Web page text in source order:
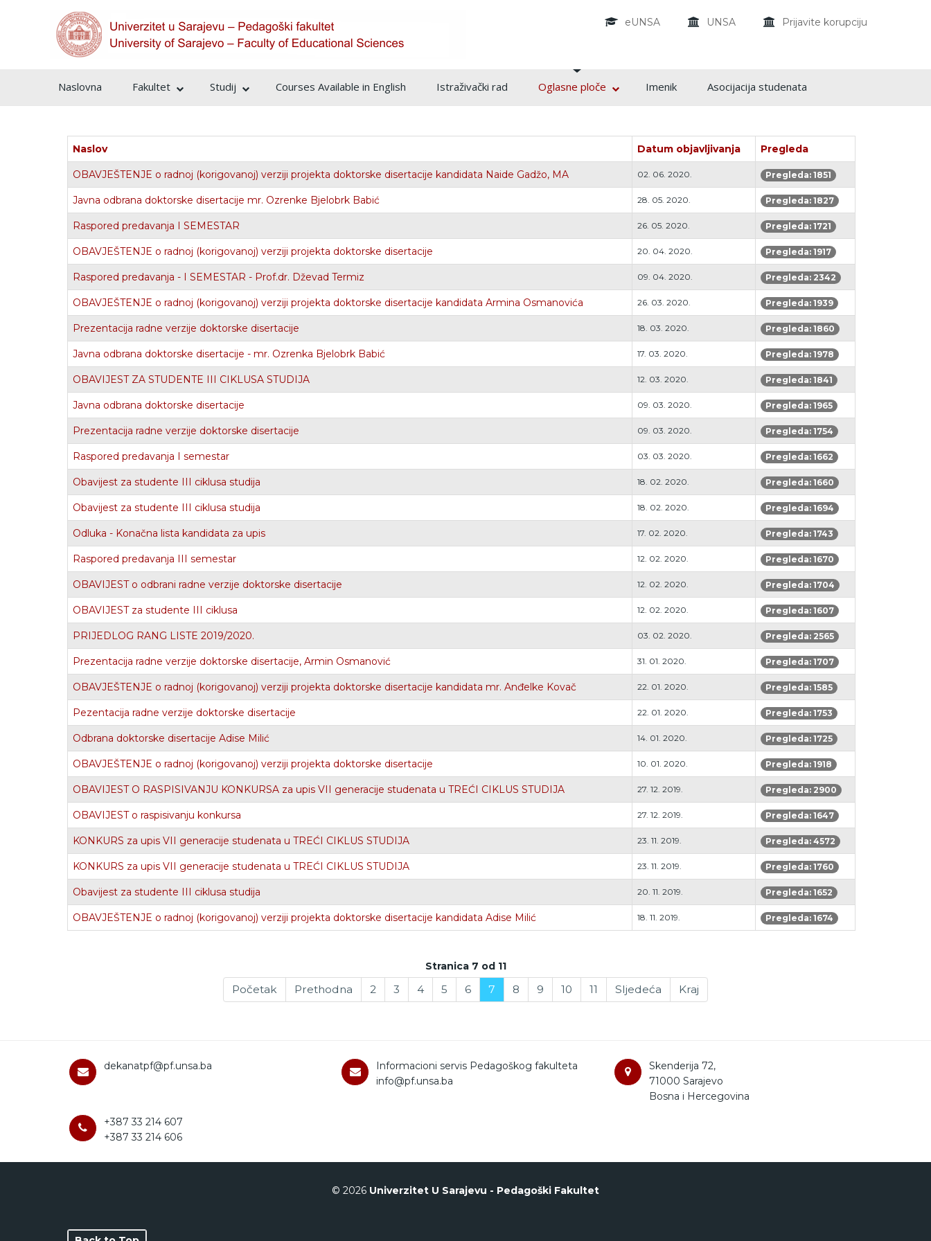
eUNSA UNSA Prijavite korupciju
Naslovna Fakultet Studij Courses Available in English Istraživački rad Oglasne ploče Imenik Asocijacija studenata
Naslov Datum objavljivanja Pregleda
OBAVJEŠTENJE o radnoj (korigovanoj) verziji projekta doktorske disertacije kandidata Naide Gadžo, MA 02. 06. 2020. Pregleda: 1851
Javna odbrana doktorske disertacije mr. Ozrenke Bjelobrk Babić 28. 05. 2020. Pregleda: 1827
Raspored predavanja I SEMESTAR 26. 05. 2020. Pregleda: 1721
OBAVJEŠTENJE o radnoj (korigovanoj) verziji projekta doktorske disertacije 20. 04. 2020. Pregleda: 1917
Raspored predavanja - I SEMESTAR - Prof.dr. Dževad Termiz 09. 04. 2020. Pregleda: 2342
OBAVJEŠTENJE o radnoj (korigovanoj) verziji projekta doktorske disertacije kandidata Armina Osmanovića 26. 03. 2020. Pregleda: 1939
Prezentacija radne verzije doktorske disertacije 18. 03. 2020. Pregleda: 1860
Javna odbrana doktorske disertacije - mr. Ozrenka Bjelobrk Babić 17. 03. 2020. Pregleda: 1978
OBAVIJEST ZA STUDENTE III CIKLUSA STUDIJA 12. 03. 2020. Pregleda: 1841
Javna odbrana doktorske disertacije 09. 03. 2020. Pregleda: 1965
Prezentacija radne verzije doktorske disertacije 09. 03. 2020. Pregleda: 1754
Raspored predavanja I semestar 03. 03. 2020. Pregleda: 1662
Obavijest za studente III ciklusa studija 18. 02. 2020. Pregleda: 1660
Obavijest za studente III ciklusa studija 18. 02. 2020. Pregleda: 1694
Odluka - Konačna lista kandidata za upis 17. 02. 2020. Pregleda: 1743
Raspored predavanja III semestar 12. 02. 2020. Pregleda: 1670
OBAVIJEST o odbrani radne verzije doktorske disertacije 12. 02. 2020. Pregleda: 1704
OBAVIJEST za studente III ciklusa 12. 02. 2020. Pregleda: 1607
PRIJEDLOG RANG LISTE 2019/2020. 03. 02. 2020. Pregleda: 2565
Prezentacija radne verzije doktorske disertacije, Armin Osmanović 31. 01. 2020. Pregleda: 1707
OBAVJEŠTENJE o radnoj (korigovanoj) verziji projekta doktorske disertacije kandidata mr. Anđelke Kovač 22. 01. 2020. Pregleda: 1585
Pezentacija radne verzije doktorske disertacije 22. 01. 2020. Pregleda: 1753
Odbrana doktorske disertacije Adise Milić 14. 01. 2020. Pregleda: 1725
OBAVJEŠTENJE o radnoj (korigovanoj) verziji projekta doktorske disertacije 10. 01. 2020. Pregleda: 1918
OBAVIJEST O RASPISIVANJU KONKURSA za upis VII generacije studenata u TREĆI CIKLUS STUDIJA 27. 12. 2019. Pregleda: 2900
OBAVIJEST o raspisivanju konkursa 27. 12. 2019. Pregleda: 1647
KONKURS za upis VII generacije studenata u TREĆI CIKLUS STUDIJA 23. 11. 2019. Pregleda: 4572
KONKURS za upis VII generacije studenata u TREĆI CIKLUS STUDIJA 23. 11. 2019. Pregleda: 1760
Obavijest za studente III ciklusa studija 20. 11. 2019. Pregleda: 1652
OBAVJEŠTENJE o radnoj (korigovanoj) verziji projekta doktorske disertacije kandidata Adise Milić 18. 11. 2019. Pregleda: 1674
Stranica 7 od 11
Početak Prethodna 2 3 4 5 6 7 8 9 10 11 Sljedeća Kraj
dekanatpf@pf.unsa.ba
Informacioni servis Pedagoškog fakulteta
info@pf.unsa.ba
Skenderija 72,
71000 Sarajevo
Bosna i Hercegovina
+387 33 214 607
+387 33 214 606
© 2026 Univerzitet U Sarajevu - Pedagoški Fakultet